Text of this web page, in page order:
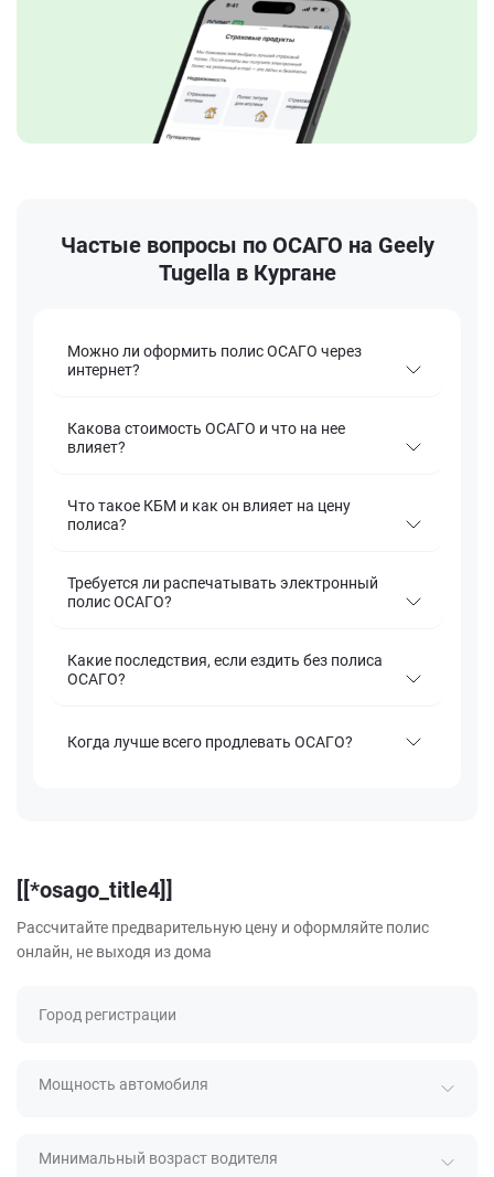
Частые вопросы по ОСАГО на Geely
Tugella в Кургане
Можно ли оформить полис ОСАГО через
интернет?
Какова стоимость ОСАГО и что на нее
влияет?
Что такое КБМ и как он влияет на цену
полиса?
Требуется ли распечатывать электронный
полис ОСАГО?
Какие последствия, если ездить без полиса
ОСАГО?
Когда лучше всего продлевать ОСАГО?
[[*osago_title4]]
Рассчитайте предварительную цену и оформляйте полис
онлайн, не выходя из дома
Город регистрации
Мощность автомобиля
Минимальный возраст водителя